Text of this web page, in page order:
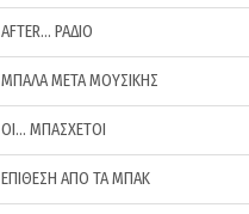
AFTER… ΡΑΔΙΟ
ΜΠΑΛΑ ΜΕΤΑ ΜΟΥΣΙΚΗΣ
ΟΙ… ΜΠΑΣΧΕΤΟΙ
ΕΠΙΘΕΣΗ ΑΠΟ ΤΑ ΜΠΑΚ